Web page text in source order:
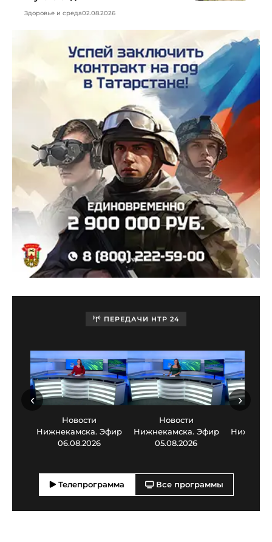
Здоровье и среда02.08.2026
ПЕРЕДАЧИ НТР 24
Новости
Нижнекамска. Эфир
06.08.2026
Новости
Нижнекамска. Эфир
05.08.2026
‹ ›
Телепрограмма Все программы